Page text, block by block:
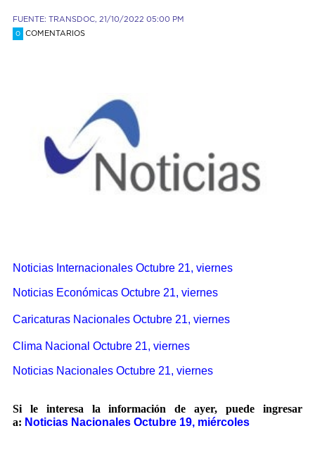
FUENTE: TRANSDOC, 21/10/2022 05:00 PM
0 COMENTARIOS
Noticias Internacionales Octubre 21, viernes
Noticias Económicas Octubre 21, viernes
Caricaturas Nacionales Octubre 21, viernes
Clima Nacional Octubre 21, viernes
Noticias Nacionales Octubre 21, viernes
Si le interesa la información de ayer, puede ingresar
a: Noticias Nacionales Octubre 19, miércoles